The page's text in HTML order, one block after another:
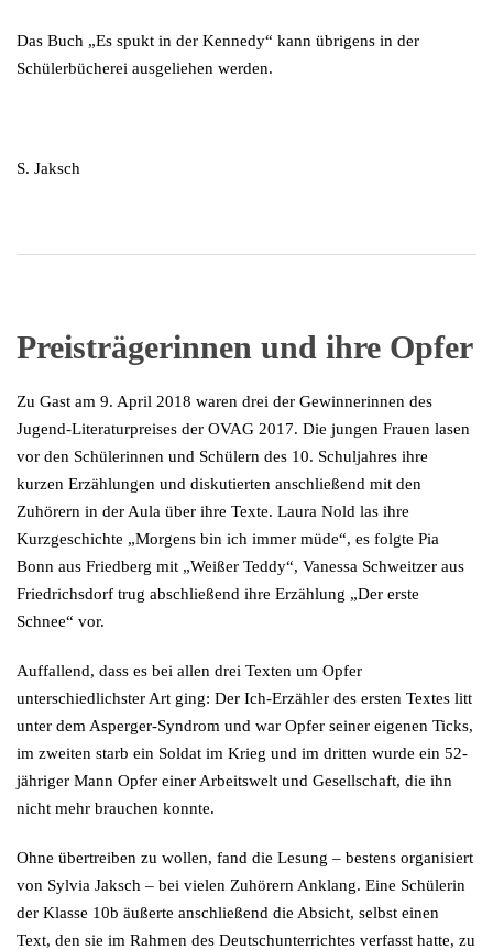
Das Buch „Es spukt in der Kennedy“ kann übrigens in der
Schülerbücherei ausgeliehen werden.
S. Jaksch
Preisträgerinnen und ihre Opfer
Zu Gast am 9. April 2018 waren drei der Gewinnerinnen des
Jugend-Literaturpreises der OVAG 2017. Die jungen Frauen lasen
vor den Schülerinnen und Schülern des 10. Schuljahres ihre
kurzen Erzählungen und diskutierten anschließend mit den
Zuhörern in der Aula über ihre Texte. Laura Nold las ihre
Kurzgeschichte „Morgens bin ich immer müde“, es folgte Pia
Bonn aus Friedberg mit „Weißer Teddy“, Vanessa Schweitzer aus
Friedrichsdorf trug abschließend ihre Erzählung „Der erste
Schnee“ vor.
Auffallend, dass es bei allen drei Texten um Opfer
unterschiedlichster Art ging: Der Ich-Erzähler des ersten Textes litt
unter dem Asperger-Syndrom und war Opfer seiner eigenen Ticks,
im zweiten starb ein Soldat im Krieg und im dritten wurde ein 52-
jähriger Mann Opfer einer Arbeitswelt und Gesellschaft, die ihn
nicht mehr brauchen konnte.
Ohne übertreiben zu wollen, fand die Lesung – bestens organisiert
von Sylvia Jaksch – bei vielen Zuhörern Anklang. Eine Schülerin
der Klasse 10b äußerte anschließend die Absicht, selbst einen
Text, den sie im Rahmen des Deutschunterrichtes verfasst hatte, zu